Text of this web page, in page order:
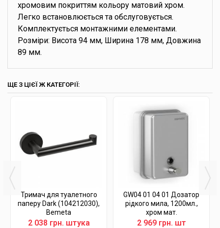
хромовим покриттям кольору матовий хром.
Легко встановлюється та обслуговується.
Комплектується монтажними елементами.
Розміри: Висота 94 мм, Ширина 178 мм, Довжина
89 мм.
ЩЕ З ЦІЄЇ Ж КАТЕГОРІЇ:
Тримач для туалетного
паперу Dark (104212030),
Bemeta
2 038 грн. штука
GW04 01 04 01 Дозатор
рідкого мила, 1200мл.,
хром мат.
2 969 грн. шт